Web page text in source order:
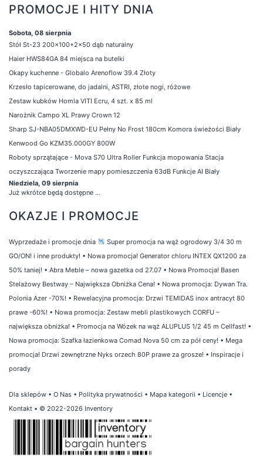
PROMOCJE I HITY DNIA
Sobota, 08 sierpnia
Stół St-23 200x100+2x50 dąb naturalny
Haier HWS84GA 84 miejsca na butelki
Okapy kuchenne - Globalo Arenoflow 39.4 Złoty
Krzesło tapicerowane, do jadalni, ASTRI, złote nogi, różowe
Zestaw kubków Homla VITI Ecru, 4 szt. x 85 ml
Narożnik Campo XL Prawy Crown 12
Sharp SJ-NBA05DMXWD-EU Pełny No Frost 180cm Komora świeżości Biały
Kenwood Go KZM35.000GY 800W
Roboty sprzątające - Mova S70 Ultra Roller Funkcja mopowania Stacja
oczyszczająca Tworzenie mapy pomieszczenia 63dB Funkcje AI Biały
Niedziela, 09 sierpnia
Już wkrótce będą dostępne ...
OKAZJE I PROMOCJE
Wyprzedaże i promocje dnia
Super promocja na wąż ogrodowy 3/4 30 m
GO/ON! i inne produkty! • Nowa promocja! Generator chloru INTEX QX1200 za
50% taniej! • Abra Meble – nowa gazetka od 27.07 • Nowa Promocja! Basen
Stelażowy Bestway – Największa Obniżka Cena! • Nowa promocja: Dywan Tra.
Polonia Azer -70%! • Rewelacyjna promocja: Drzwi TEMIDAS inox antracyt 80
prawe -60%! • Nowa promocja: Zestaw mebli plastikowych CORFU –
największa obniżka! • Promocja na Wózek na wąż ALUPLUS 1/2 45 m Cellfast! •
Nowa promocja: Szafka łazienkowa Comad Nova 50 cm za pół ceny! • Mega
promocja! Drzwi zewnętrzne Nyks orzech 80P prawe za grosze! • Inspiracje i
porady
Dla sklepów • O Nas • Polityka prywatności • Mapa kategorii • Licencje •
Kontakt • © 2022-2026 Inventory